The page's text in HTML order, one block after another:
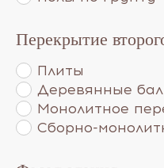
Перекрытие
Плиты
Деревянные
Монолитное
Сборно-